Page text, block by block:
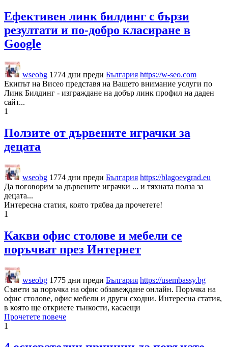
Ефективен линк билдинг с бързи
резултати и по-добро класиране в
Google
wseobg 1774 дни преди България https://w-seo.com
Екипът на Висео представя на Вашето внимание услуги по
Линк Билдинг - изграждане на добър линк профил на даден
сайт...
1
Ползите от дървените играчки за
децата
wseobg 1774 дни преди България https://blagoevgrad.eu
Да поговорим за дървените играчки ... и тяхната полза за
децата...
Интересна статия, която трябва да прочетете!
1
Какви офис столове и мебели се
поръчват през Интернет
wseobg 1775 дни преди България https://usembassy.bg
Съвети за поръчка на офис обзавеждане онлайн. Поръчка на
офис столове, офис мебели и други сходни. Интересна статия,
в която ще откриете тънкости, касаещи
Прочетете повече
1